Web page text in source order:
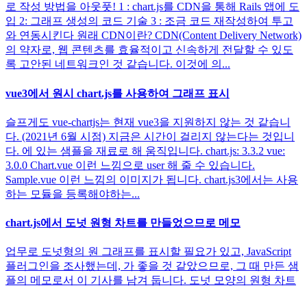
로 작성 방법을 아웃풋! 1 : chart.js를 CDN을 통해 Rails 앱에 도
입 2: 그래프 생성의 코드 기술 3 : 조금 코드 재작성하여 투고
와 연동시킨다 원래 CDN이란? CDN(Content Delivery Network)
의 약자로, 웹 콘텐츠를 효율적이고 신속하게 전달할 수 있도
록 고안된 네트워크인 것 같습니다. 이것에 의...
vue3에서 원시 chart.js를 사용하여 그래프 표시
슬프게도 vue-chartjs는 현재 vue3을 지원하지 않는 것 같습니
다. (2021년 6월 시점) 지금은 시간이 걸리지 않는다는 것입니
다. 에 있는 샘플을 재료로 해 움직입니다. chart.js: 3.3.2 vue:
3.0.0 Chart.vue 이런 느낌으로 user 해 줄 수 있습니다.
Sample.vue 이런 느낌의 이미지가 됩니다. chart.js3에서는 사용
하는 모듈을 등록해야하는...
chart.js에서 도넛 원형 차트를 만들었으므로 메모
업무로 도넛형의 원 그래프를 표시할 필요가 있고, JavaScript
플러그인을 조사했는데, 가 좋을 것 같았으므로, 그 때 만든 샘
플의 메모로서 이 기사를 남겨 둡니다. 도넛 모양의 원형 차트